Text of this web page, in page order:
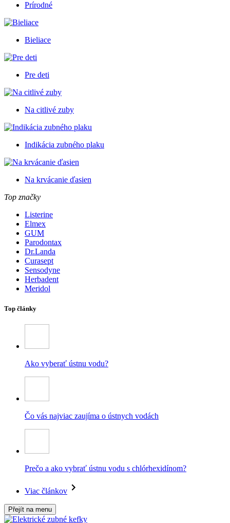
Prírodné
Bieliace
Pre deti
Na citlivé zuby
Indikácia zubného plaku
Na krvácanie ďasien
Top značky
Listerine
Elmex
GUM
Parodontax
Dr.Landa
Curasept
Sensodyne
Herbadent
Meridol
Top články
Ako vyberať ústnu vodu?
Čo vás najviac zaujíma o ústnych vodách
Prečo a ako vybrať ústnu vodu s chlórhexidínom?
Viac článkov
Přejít na menu